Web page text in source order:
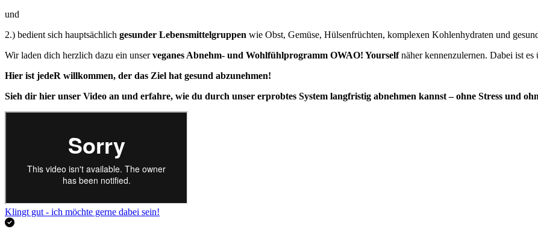
und
2.) bedient sich hauptsächlich gesunder Lebensmittelgruppen wie Obst, Gemüse, Hülsenfrüchten, komplexen Kohlenhydraten und
Wir laden dich herzlich dazu ein unserveganes Abnehm- und Wohlfühlprogramm OWAO! Yourselfnäher kennenzulernen. Dabei ist
Hier ist jedeR willkommen, der das Ziel hat gesund abzunehmen!
Sieh dir hier unser Video an und erfahre, wie du durch unser erprobtes System langfristig abnehmen kannst – ohne Stress und
Klingt gut - ich möchte gerne dabei sein!